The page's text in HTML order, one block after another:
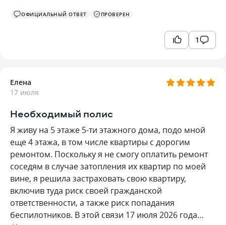
ОФИЦИАЛЬНЫЙ ОТВЕТ ПРОВЕРЕН
1
Елена
17 июля
Необходимый полис
Я живу на 5 этаже 5-ти этажного дома, подо мной
еще 4 этажа, в том числе квартиры с дорогим
ремонтом. Поскольку я не смогу оплатить ремонт
соседям в случае затопления их квартир по моей
вине, я решила застраховать свою квартиру,
включив туда риск своей гражданской
ответственности, а также риск попадания
беспилотников. В этой связи 17 июля 2026 года…